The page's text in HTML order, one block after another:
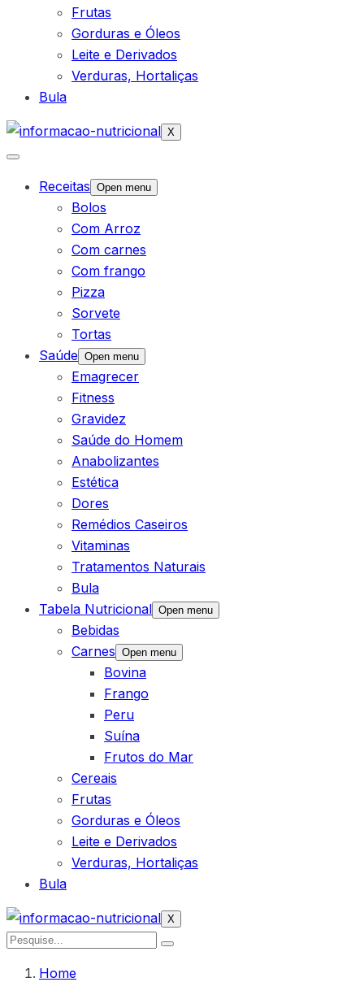
Frutas
Gorduras e Óleos
Leite e Derivados
Verduras, Hortaliças
Bula
X
Receitas Open menu
Bolos
Com Arroz
Com carnes
Com frango
Pizza
Sorvete
Tortas
Saúde Open menu
Emagrecer
Fitness
Gravidez
Saúde do Homem
Anabolizantes
Estética
Dores
Remédios Caseiros
Vitaminas
Tratamentos Naturais
Bula
Tabela Nutricional Open menu
Bebidas
Carnes Open menu
Bovina
Frango
Peru
Suína
Frutos do Mar
Cereais
Frutas
Gorduras e Óleos
Leite e Derivados
Verduras, Hortaliças
Bula
X
Home